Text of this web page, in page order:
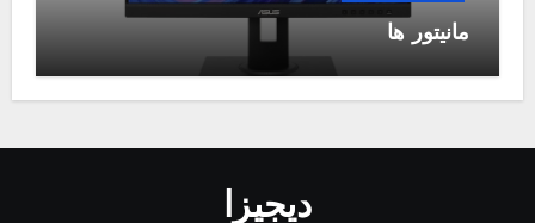
مانیتور ها
دیجیزا